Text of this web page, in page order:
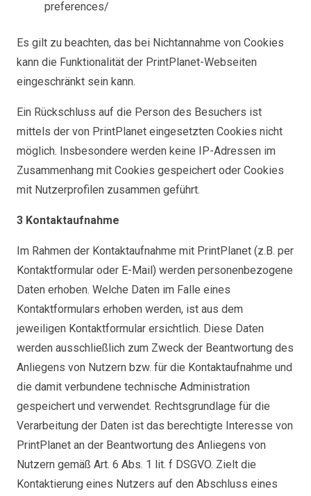
preferences/
Es gilt zu beachten, das bei Nichtannahme von Cookies
kann die Funktionalität der PrintPlanet-Webseiten
eingeschränkt sein kann.
Ein Rückschluss auf die Person des Besuchers ist
mittels der von PrintPlanet eingesetzten Cookies nicht
möglich. Insbesondere werden keine IP-Adressen im
Zusammenhang mit Cookies gespeichert oder Cookies
mit Nutzerprofilen zusammen geführt.
3 Kontaktaufnahme
Im Rahmen der Kontaktaufnahme mit PrintPlanet (z.B. per
Kontaktformular oder E-Mail) werden personenbezogene
Daten erhoben. Welche Daten im Falle eines
Kontaktformulars erhoben werden, ist aus dem
jeweiligen Kontaktformular ersichtlich. Diese Daten
werden ausschließlich zum Zweck der Beantwortung des
Anliegens von Nutzern bzw. für die Kontaktaufnahme und
die damit verbundene technische Administration
gespeichert und verwendet. Rechtsgrundlage für die
Verarbeitung der Daten ist das berechtigte Interesse von
PrintPlanet an der Beantwortung des Anliegens von
Nutzern gemäß Art. 6 Abs. 1 lit. f DSGVO. Zielt die
Kontaktierung eines Nutzers auf den Abschluss eines